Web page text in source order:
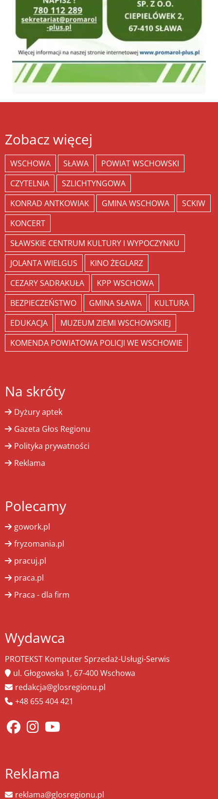
Zobacz więcej
WSCHOWA SŁAWA
POWIAT WSCHOWSKI
CZYTELNIA
SZLICHTYNGOWA
KONRAD ANTKOWIAK
GMINA WSCHOWA
SCKIW
KONCERT
SŁAWSKIE CENTRUM KULTURY I WYPOCZYNKU
JOLANTA WIELGUS
KINO ŻEGLARZ
CEZARY SADRAKUŁA
KPP WSCHOWA
BEZPIECZEŃSTWO
GMINA SŁAWA
KULTURA
EDUKACJA
MUZEUM ZIEMI WSCHOWSKIEJ
KOMENDA POWIATOWA POLICJI WE WSCHOWIE
Na skróty
Dyżury aptek
Gazeta Głos Regionu
Polityka prywatności
Reklama
Polecamy
gowork.pl
fryzomania.pl
pracuj.pl
praca.pl
Praca - dla firm
Wydawca
PROTEKST Komputer Sprzedaż-Usługi-Serwis
ul. Głogowska 1, 67-400 Wschowa
redakcja@glosregionu.pl
+48 655 404 421
Reklama
reklama@glosregionu.pl